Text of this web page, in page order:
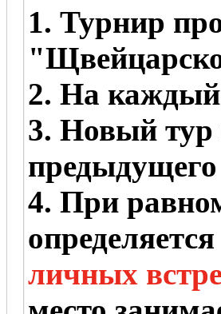
1. Турнир
2. На каждый
3. Новый тур
предыдущего
4. При
определяется
личных